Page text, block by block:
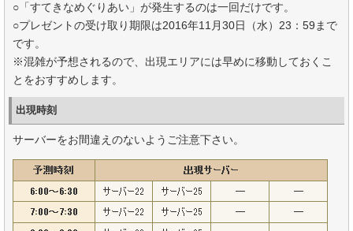
○「すてきなめぐりあい」が発生するのは一回だけです。
○プレゼントの受け取り期限は2016年11月30日（水）23：59まで
です。
※混雑が予想されるので、出現エリアには早めに移動しておくこ
とをおすすめします。
出現時刻
サーバーをお間違えのないようご注意下さい。